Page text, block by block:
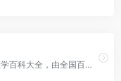
医学网是一家在国内非常专业的中文医学百科大全，由全国百科爱好者共同编辑，并由国内专业人士进行审核。